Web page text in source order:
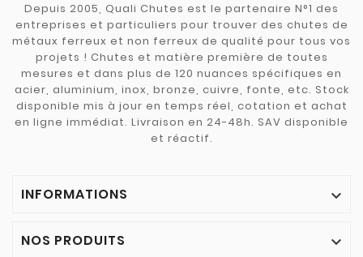
Depuis 2005, Quali Chutes est le partenaire N°1 des
entreprises et particuliers pour trouver des chutes de
métaux ferreux et non ferreux de qualité pour tous vos
projets ! Chutes et matière première de toutes
mesures et dans plus de 120 nuances spécifiques en
acier, aluminium, inox, bronze, cuivre, fonte, etc. Stock
disponible mis à jour en temps réel, cotation et achat
en ligne immédiat. Livraison en 24-48h. SAV disponible
et réactif.
INFORMATIONS 
NOS PRODUITS 